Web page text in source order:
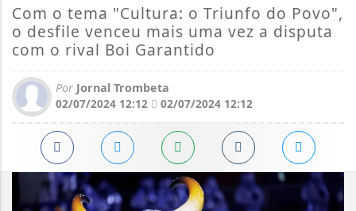
Com o tema "Cultura: o Triunfo do Povo",
o desfile venceu mais uma vez a disputa
com o rival Boi Garantido
Por Jornal Trombeta
02/07/2024 12:12
02/07/2024 12:12